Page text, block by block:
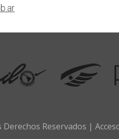
Reservados |